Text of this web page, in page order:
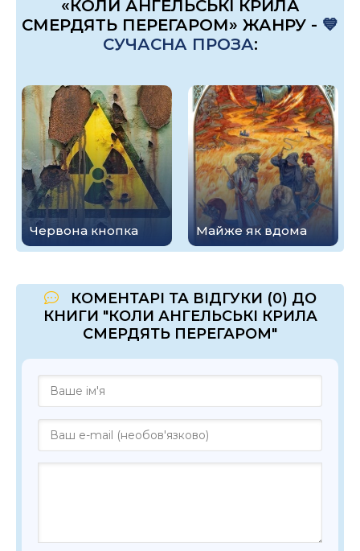
«КОЛИ АНГЕЛЬСЬКІ КРИЛА
СМЕРДЯТЬ ПЕРЕГАРОМ» ЖАНРУ - 💙
СУЧАСНА ПРОЗА:
Червона кнопка Майже як вдома
КОМЕНТАРІ ТА ВІДГУКИ (0) ДО
КНИГИ "КОЛИ АНГЕЛЬСЬКІ КРИЛА
СМЕРДЯТЬ ПЕРЕГАРОМ"